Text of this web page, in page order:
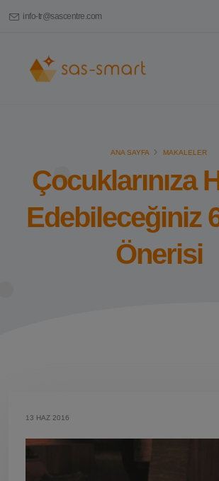
info-tr@sascentre.com
ANA SAYFA MAKALELER
Çocuklarınıza
Edebileceğiniz
Önerisi
13 HAZ 2016